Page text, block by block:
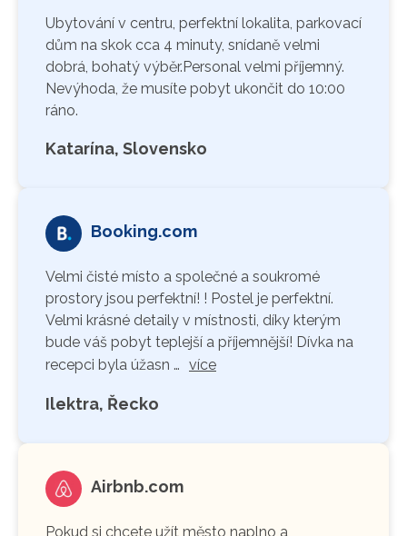
Ubytování v centru, perfektní lokalita, parkovací
dům na skok cca 4 minuty, snídaně velmi
dobrá, bohatý výběr.Personal velmi příjemný.
Nevýhoda, že musíte pobyt ukončit do 10:00
ráno.
Katarína, Slovensko
Booking.com
Velmi čisté místo a společné a soukromé
prostory jsou perfektní! ! Postel je perfektní.
Velmi krásné detaily v místnosti, díky kterým
bude váš pobyt teplejší a příjemnější! Dívka na
recepci byla úžasn … více
Ilektra, Řecko
Airbnb.com
Pokud si chcete užít město naplno a